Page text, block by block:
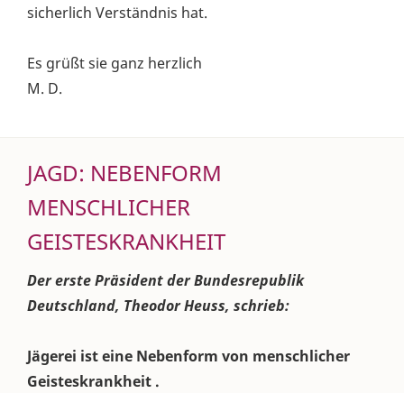
sicherlich Verständnis hat.
Es grüßt sie ganz herzlich
M. D.
JAGD: NEBENFORM
MENSCHLICHER
GEISTESKRANKHEIT
Der erste Präsident der Bundesrepublik
Deutschland, Theodor Heuss, schrieb:
Jägerei ist eine Nebenform von menschlicher
Geisteskrankheit .